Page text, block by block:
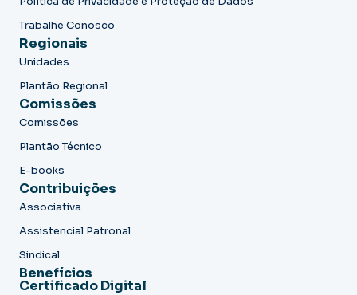
Trabalhe Conosco
Regionais
Unidades
Plantão Regional
Comissões
Comissões
Plantão Técnico
E-books
Contribuições
Associativa
Assistencial Patronal
Sindical
Benefícios
Certificado Digital